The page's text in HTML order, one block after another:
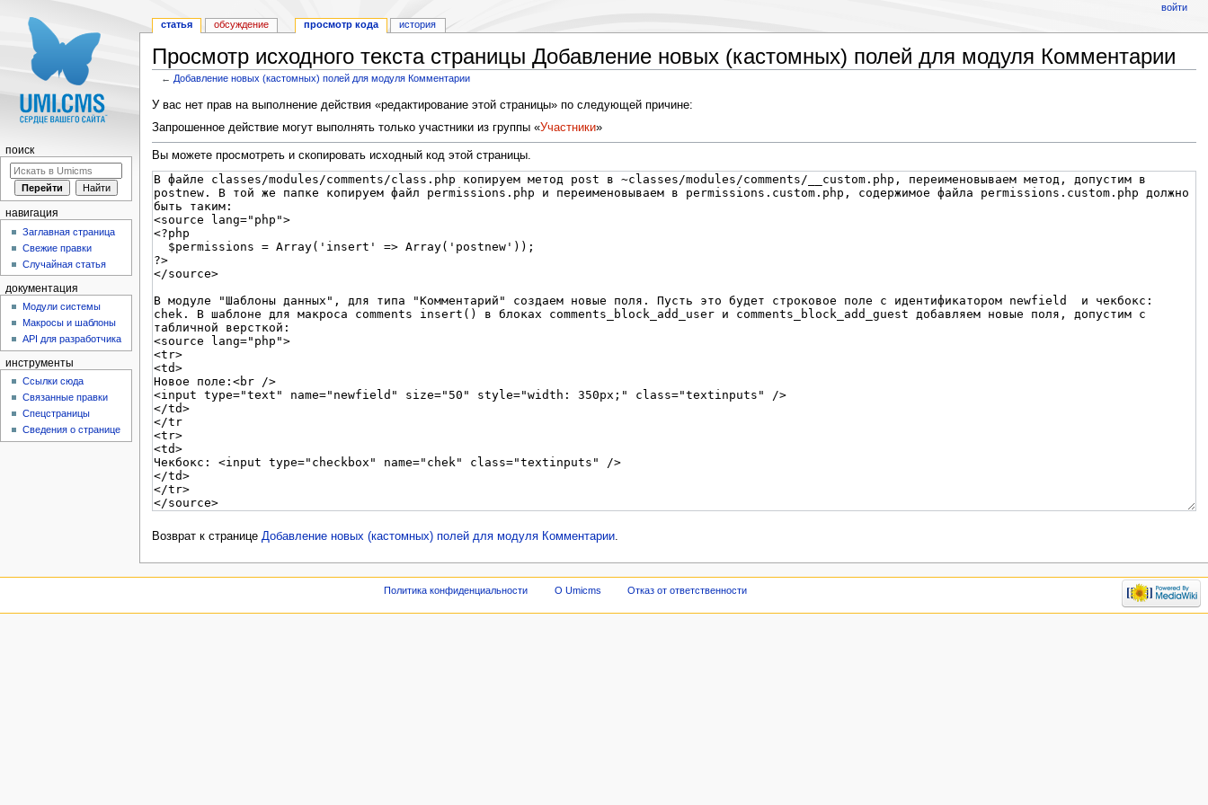
Просмотр исходного текста страницы Добавление новых (кастомных) полей для модуля Комментарии
← Добавление новых (кастомных) полей для модуля Комментарии
У вас нет прав на выполнение действия «редактирование этой страницы» по следующей причине:
Запрошенное действие могут выполнять только участники из группы «Участники»
Вы можете просмотреть и скопировать исходный код этой страницы.
Возврат к странице Добавление новых (кастомных) полей для модуля Комментарии.
статья обсуждение просмотр кода история
войти
поиск
навигация
Заглавная страница
Свежие правки
Случайная статья
документация
Модули системы
Макросы и шаблоны
API для разработчика
инструменты
Ссылки сюда
Связанные правки
Спецстраницы
Сведения о странице
Политика конфиденциальности О Umicms Отказ от ответственности